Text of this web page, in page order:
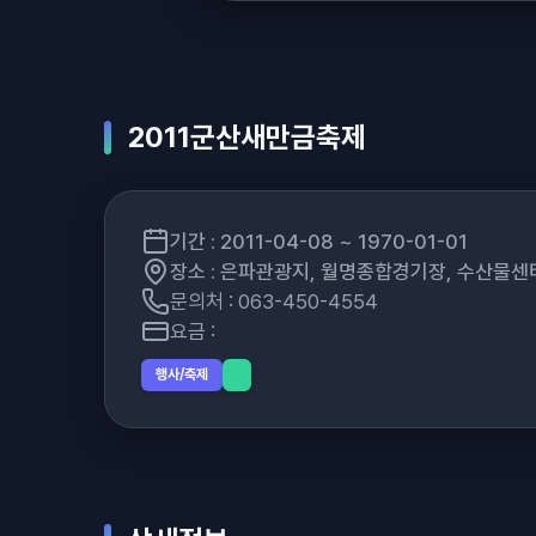
2011군산새만금축제
기간 : 2011-04-08 ~ 1970-01-01
장소 : 은파관광지, 월명종합경기장, 수산물센
문의처 : 063-450-4554
요금 :
행사/축제